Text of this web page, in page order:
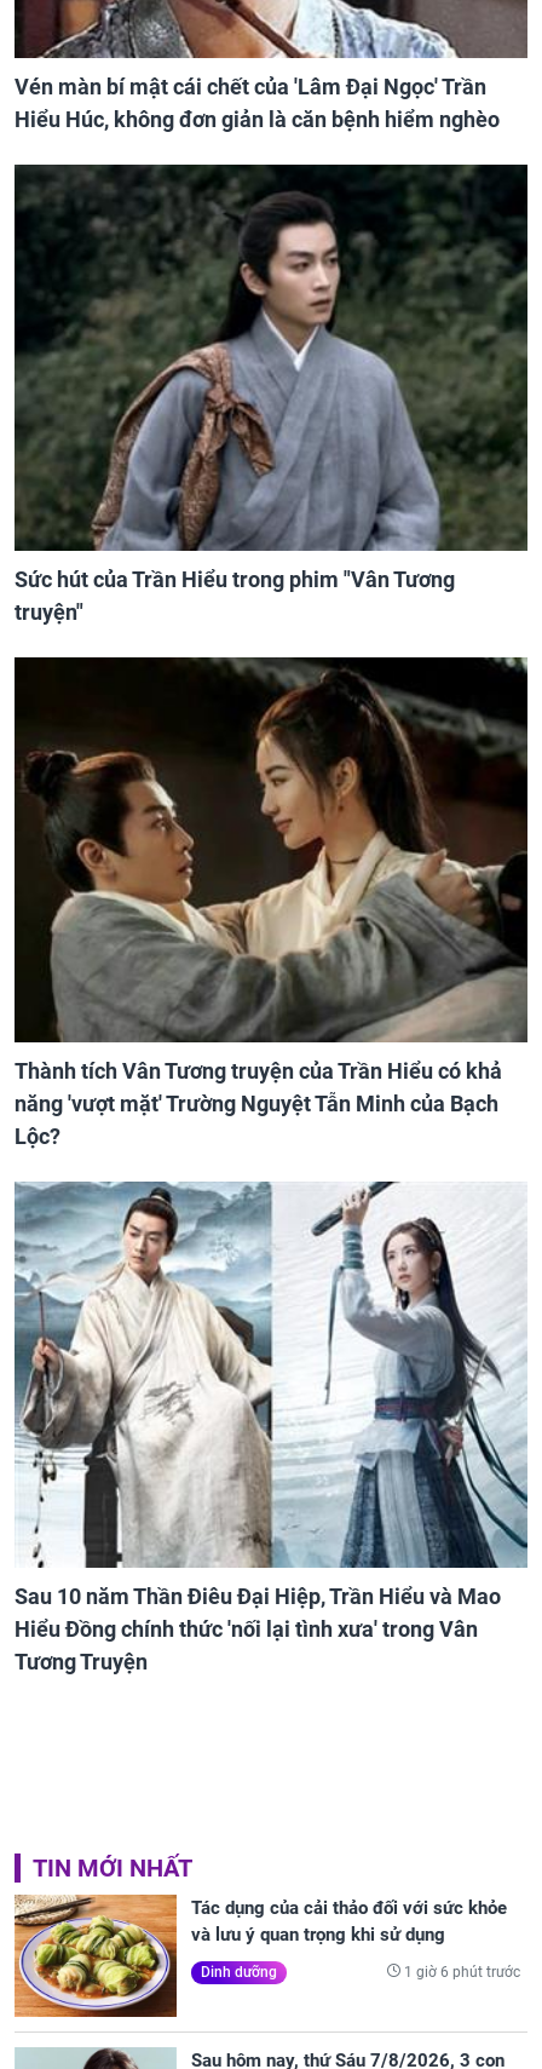
Vén màn bí mật cái chết của 'Lâm Đại Ngọc' Trần
Hiểu Húc, không đơn giản là căn bệnh hiểm nghèo
Sức hút của Trần Hiểu trong phim "Vân Tương
truyện"
Thành tích Vân Tương truyện của Trần Hiểu có khả
năng 'vượt mặt' Trường Nguyệt Tẫn Minh của Bạch
Lộc?
Sau 10 năm Thần Điêu Đại Hiệp, Trần Hiểu và Mao
Hiểu Đồng chính thức 'nối lại tình xưa' trong Vân
Tương Truyện
TIN MỚI NHẤT
Tác dụng của cải thảo đối với sức khỏe
và lưu ý quan trọng khi sử dụng
Dinh dưỡng 1 giờ 6 phút trước
Sau hôm nay, thứ Sáu 7/8/2026, 3 con